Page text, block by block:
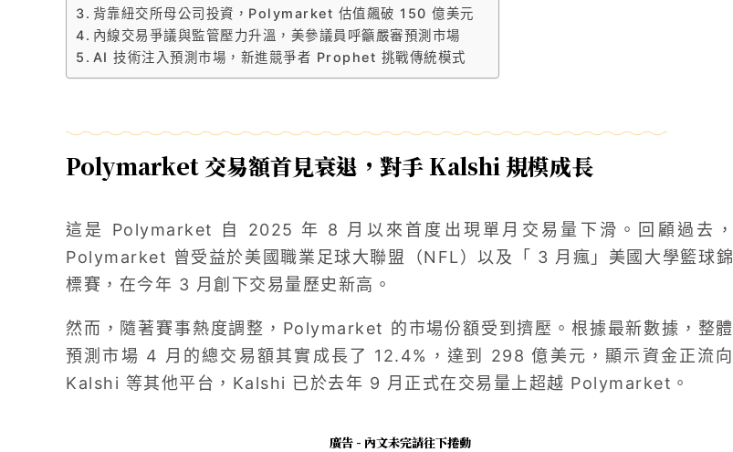
背靠紐交所母公司投資，Polymarket 估值飆破 150 億美元
內線交易爭議與監管壓力升溫，美參議員呼籲嚴審預測市場
AI 技術注入預測市場，新進競爭者 Prophet 挑戰傳統模式
Polymarket 交易額首見衰退，對手 Kalshi 規模成長
這是 Polymarket 自 2025 年 8 月以來首度出現單月交易量下滑。回顧過去，
Polymarket 曾受益於美國職業足球大聯盟（NFL）以及「 3 月瘋」美國大學籃球錦
標賽，在今年 3 月創下交易量歷史新高。
然而，隨著賽事熱度調整，Polymarket 的市場份額受到擠壓。根據最新數據，整體
預測市場 4 月的總交易額其實成長了 12.4%，達到 298 億美元，顯示資金正流向
Kalshi 等其他平台，Kalshi 已於去年 9 月正式在交易量上超越 Polymarket。
廣告 - 內文未完請往下捲動